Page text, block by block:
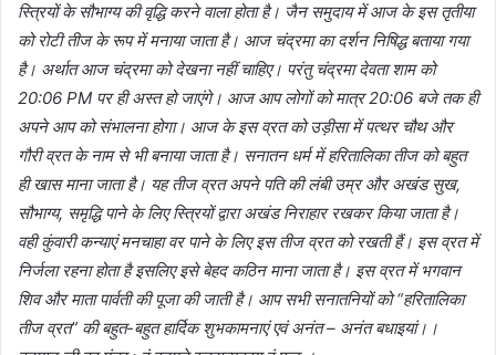
स्त्रियों के सौभाग्य की वृद्धि करने वाला होता है। जैन समुदाय में आज के इस तृतीया
को रोटी तीज के रूप में मनाया जाता है। आज चंद्रमा का दर्शन निषिद्ध बताया गया
है। अर्थात आज चंद्रमा को देखना नहीं चाहिए। परंतु चंद्रमा देवता शाम को
20:06 PM पर ही अस्त हो जाएंगे। आज आप लोगों को मात्र 20:06 बजे तक ही
अपने आप को संभालना होगा। आज के इस व्रत को उड़ीसा में पत्थर चौथ और
गौरी व्रत के नाम से भी बनाया जाता है। सनातन धर्म में हरितालिका तीज को बहुत
ही खास माना जाता है। यह तीज व्रत अपने पति की लंबी उम्र और अखंड सुख,
सौभाग्य, समृद्धि पाने के लिए स्त्रियों द्वारा अखंड निराहार रखकर किया जाता है।
वही कुंवारी कन्याएं मनचाहा वर पाने के लिए इस तीज व्रत को रखती हैं। इस व्रत में
निर्जला रहना होता है इसलिए इसे बेहद कठिन माना जाता है। इस व्रत में भगवान
शिव और माता पार्वती की पूजा की जाती है। आप सभी सनातनियों को “हरितालिका
तीज व्रत” की बहुत-बहुत हार्दिक शुभकामनाएं एवं अनंत – अनंत बधाइयां।।